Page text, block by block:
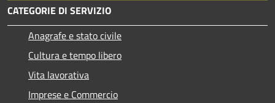
CATEGORIE DI SERVIZIO
Anagrafe e stato civile
Cultura e tempo libero
Vita lavorativa
Imprese e Commercio